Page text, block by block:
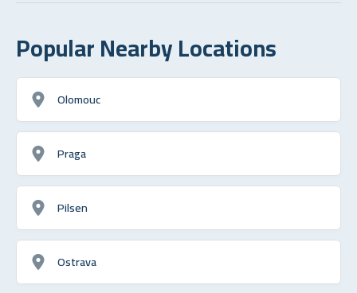
Popular Nearby Locations
Olomouc
Praga
Pilsen
Ostrava